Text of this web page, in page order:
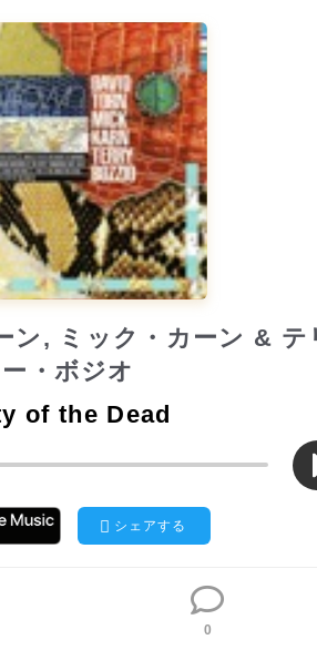
ン, ミック・カーン & テ
ー・ボジオ
of the Dead
シェアする
0